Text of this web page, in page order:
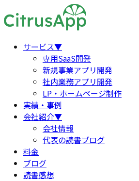
サービス▼
専用SaaS開発
新規事業アプリ開発
社内業務アプリ開発
LP・ホームページ制作
実績・事例
会社紹介▼
会社情報
代表の読書ブログ
料金
ブログ
読書感想